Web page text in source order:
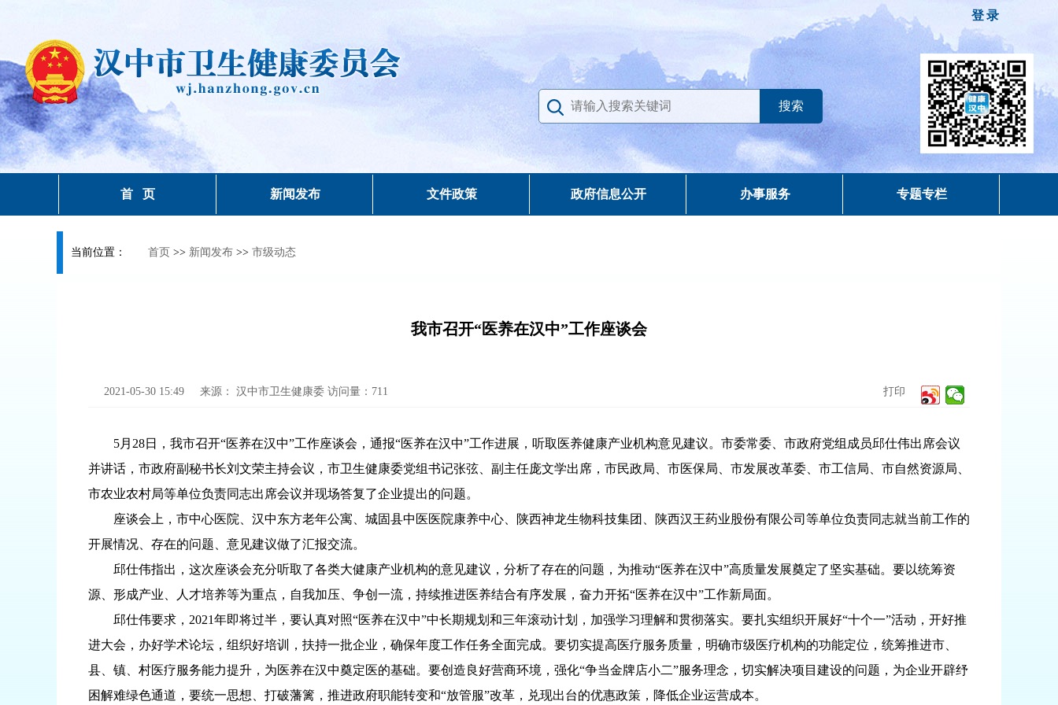
登录
首 页 新闻发布 文件政策 政府信息公开 办事服务 专题专栏
当前位置： 首页 >> 新闻发布 >> 市级动态
我市召开“医养在汉中”工作座谈会
2021-05-30 15:49 来源： 汉中市卫生健康委 访问量： 711 打印
5月28日，我市召开“医养在汉中”工作座谈会，通报“医养在汉中”工作进展，听取医养健康产业机构意见建议。市委常委、市政府党组成员邱仕伟出席会议
并讲话，市政府副秘书长刘文荣主持会议，市卫生健康委党组书记张弦、副主任庞文学出席，市民政局、市医保局、市发展改革委、市工信局、市自然资源局、
市农业农村局等单位负责同志出席会议并现场答复了企业提出的问题。
座谈会上，市中心医院、汉中东方老年公寓、城固县中医医院康养中心、陕西神龙生物科技集团、陕西汉王药业股份有限公司等单位负责同志就当前工作的
开展情况、存在的问题、意见建议做了汇报交流。
邱仕伟指出，这次座谈会充分听取了各类大健康产业机构的意见建议，分析了存在的问题，为推动“医养在汉中”高质量发展奠定了坚实基础。要以统筹资
源、形成产业、人才培养等为重点，自我加压、争创一流，持续推进医养结合有序发展，奋力开拓“医养在汉中”工作新局面。
邱仕伟要求，2021年即将过半，要认真对照“医养在汉中”中长期规划和三年滚动计划，加强学习理解和贯彻落实。要扎实组织开展好“十个一”活动，开好推
进大会，办好学术论坛，组织好培训，扶持一批企业，确保年度工作任务全面完成。要切实提高医疗服务质量，明确市级医疗机构的功能定位，统筹推进市、
县、镇、村医疗服务能力提升，为医养在汉中奠定医的基础。要创造良好营商环境，强化“争当金牌店小二”服务理念，切实解决项目建设的问题，为企业开辟纾
困解难绿色通道，要统一思想、打破藩篱，推进政府职能转变和“放管服”改革，兑现出台的优惠政策，降低企业运营成本。